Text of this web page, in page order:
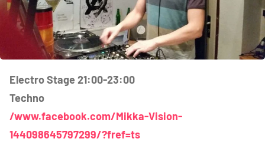
Electro Stage 21:00-23:00
Techno
/www.facebook.com/Mikka-Vision-
144098645797299/?fref=ts